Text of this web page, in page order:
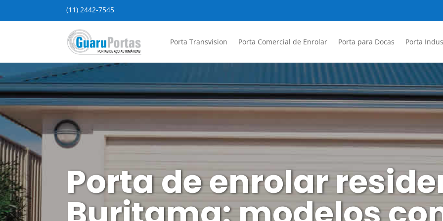
(11) 2442-7545
Porta Transvision Porta Comercial de Enrolar Porta para Docas Porta
Porta de enrolar